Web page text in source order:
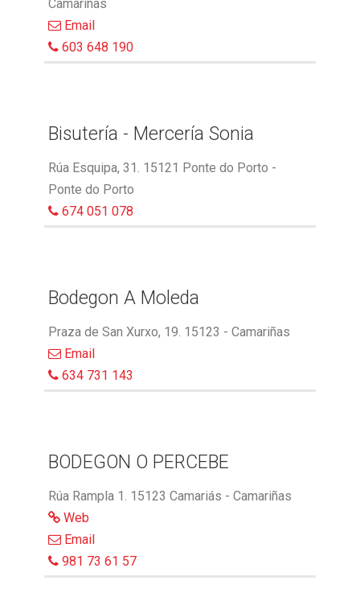
Camariñas
Email
603 648 190
Bisutería - Mercería Sonia
Rúa Esquipa, 31. 15121 Ponte do Porto -
Ponte do Porto
674 051 078
Bodegon A Moleda
Praza de San Xurxo, 19. 15123 - Camariñas
Email
634 731 143
BODEGON O PERCEBE
Rúa Rampla 1. 15123 Camariás - Camariñas
Web
Email
981 73 61 57